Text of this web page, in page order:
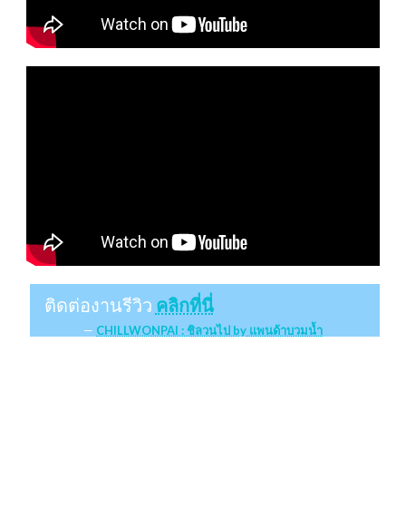
ติดต่องานรีวิว คลิกที่นี่
CHILLWONPAI : ชิลวนไป by แพนด้าบวมน้ำ